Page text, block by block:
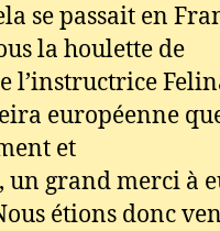
se passait en
la houlette de
l’instructrice
européenne
et
un grand merci à
étions donc